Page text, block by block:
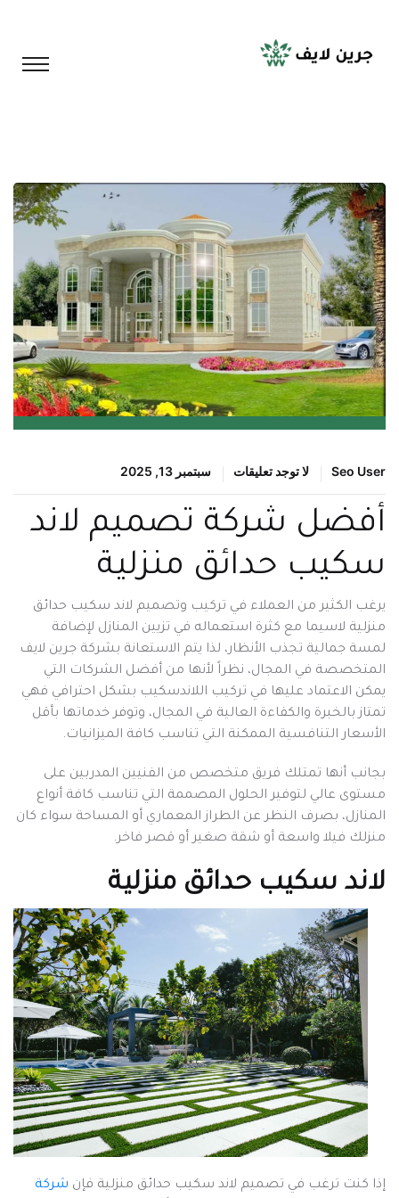
Seo User لا توجد تعليقات سبتمبر 13, 2025
أفضل شركة تصميم لاند
سكيب حدائق منزلية
يرغب الكثير من العملاء في تركيب وتصميم لاند سكيب حدائق
منزلية لاسيما مع كثرة استعماله في تزيين المنازل لإضافة
لمسة جمالية تجذب الأنظار، لذا يتم الاستعانة بشركة جرين لايف
المتخصصة في المجال، نظراً لأنها من أفضل الشركات التي
يمكن الاعتماد عليها في تركيب اللاندسكيب بشكل احترافي فهي
تمتاز بالخبرة والكفاءة العالية في المجال، وتوفر خدماتها بأقل
الأسعار التنافسية الممكنة التي تناسب كافة الميزانيات.
بجانب أنها تمتلك فريق متخصص من الفنيين المدربين على
مستوى عالي لتوفير الحلول المصممة التي تناسب كافة أنواع
المنازل، بصرف النظر عن الطراز المعماري أو المساحة سواء كان
منزلك فيلا واسعة أو شقة صغير أو قصر فاخر.
لاند سكيب حدائق منزلية
إذا كنت ترغب في تصميم لاند سكيب حدائق منزلية فإن شركة